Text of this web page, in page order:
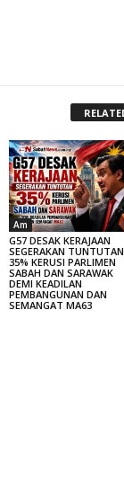
Am
G57 DESAK KERAJAAN
SEGERAKAN TUNTUTAN
35% KERUSI PARLIMEN
SABAH DAN SARAWAK
DEMI KEADILAN
PEMBANGUNAN DAN
SEMANGAT MA63